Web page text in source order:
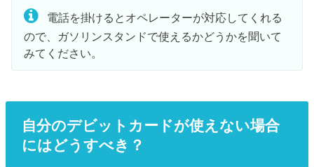
電話を掛けるとオペレーターが対応してくれる
ので、ガソリンスタンドで使えるかどうかを聞いて
みてください。
自分のデビットカードが使えない場合
にはどうすべき？